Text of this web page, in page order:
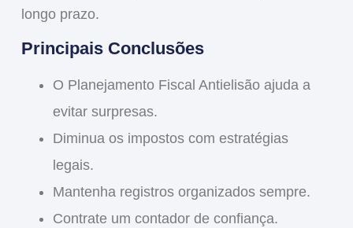
longo prazo.
Principais Conclusões
O Planejamento Fiscal Antielisãoajuda a
evitar surpresas.
Diminua os impostos com estratégias
legais.
Mantenha registros organizados sempre.
Contrate um contador de confiança.